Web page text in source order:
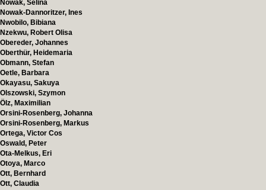
Nowak, Selina
Nowak-Dannoritzer, Ines
Nwobilo, Bibiana
Nzekwu, Robert Olisa
Obereder, Johannes
Oberthür, Heidemaria
Obmann, Stefan
Oetle, Barbara
Okayasu, Sakuya
Olszowski, Szymon
Ölz, Maximilian
Orsini-Rosenberg, Johanna
Orsini-Rosenberg, Markus
Ortega, Victor Cos
Oswald, Peter
Ota-Melkus, Eri
Otoya, Marco
Ott, Bernhard
Ott, Claudia